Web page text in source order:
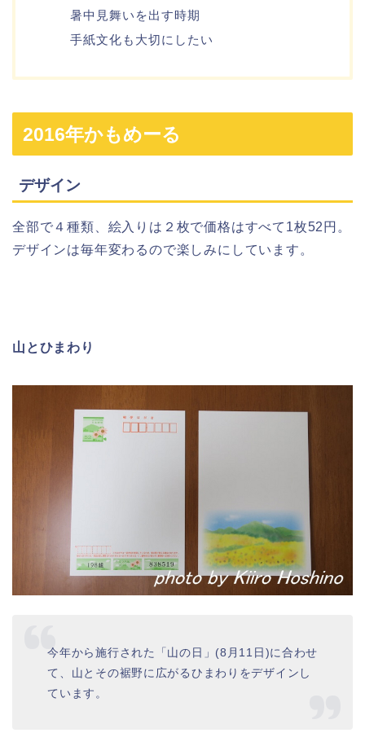
暑中見舞いを出す時期
手紙文化も大切にしたい
2016年かもめーる
デザイン
全部で４種類、絵入りは２枚で価格はすべて1枚52円。
デザインは毎年変わるので楽しみにしています。
山とひまわり
今年から施行された「山の日」(8月11日)に合わせ
て、山とその裾野に広がるひまわりをデザインし
ています。